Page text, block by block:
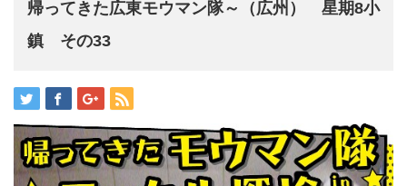
帰ってきた広東モウマン隊～（広州） 星期8小
鎮 その33